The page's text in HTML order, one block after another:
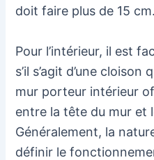
doit faire plus de 15 cm.
Pour l’intérieur, il est
s’il s’agit d’une
mur porteur intérieur
entre la tête du mur et
Généralement, la
définir le